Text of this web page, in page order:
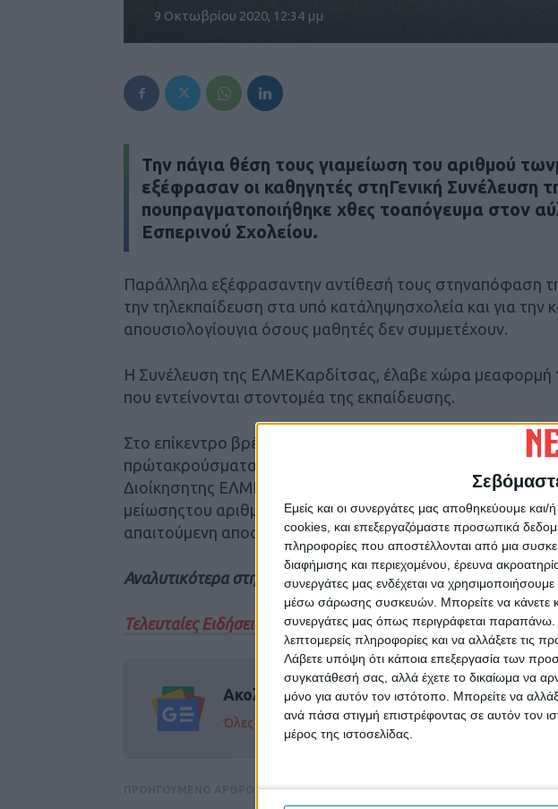
Εμείς και οι συνεργάτες μας αποθηκεύουμε
cookies, και επεξεργαζόμαστε προσωπικά
πληροφορίες που αποστέλλονται από μια
διαφήμισης και περιεχομένου, έρευνα
συνεργάτες μας ενδέχεται να
μέσω σάρωσης συσκευών. Μπορείτε να κάνετε
συνεργάτες μας όπως περιγράφεται
λεπτομερείς πληροφορίες και να αλλάξετε τις
Λάβετε υπόψη ότι κάποια επεξεργασία των
συγκατάθεσή σας, αλλά έχετε το δικαίωμα να
μόνο για αυτόν τον ιστότοπο. Μπορείτε να
ανά πάσα στιγμή επιστρέφοντας σε αυτόν τον
μέρος της ιστοσελίδας.
9 Οκτωβρίου 2020, 12:34 μμ
Την πάγια θέση τους γιαμείωση του αριθμού
εξέφρασαν οι καθηγητές στηΓενική Συνέλευση
πουπραγματοποιήθηκε χθες τοαπόγευμα στον
Εσπερινού Σχολείου.
Παράλληλα εξέφρασαντην αντίθεσή τους στηναπόφαση
την τηλεκπαίδευση στα υπό κατάληψησχολεία και για την
απουσιολογίουγια όσους μαθητές δεν συμμετέχουν.
Η Συνέλευση της ΕΛΜΕΚαρδίτσας, έλαβε χώρα
που εντείνονται στοντομέα της εκπαίδευσης.
Στο επίκεντρο βρέθηκε ηυγειονομική κρίση στα σχολεία
πρώτακρούσματα που καταγράφηκαν σε σχολικές
Διοίκησητης ΕΛΜΕ και τους καθηγητές να υπογραμμίζουν
μείωσηςτου αριθμού των μαθητώνανά τμήμα σε 15,
απαιτούμενη αποστασιοποίησηεντός των σχολικών
Αναλυτικότερα στην έντυπη έκδοση του «Νέου Αγώνα»
Τελευταίες Ειδήσεις Σήμερα
Ακολούθησε την εφημερίδα ΝΕΟΣ ΑΓΩΝ
Όλες οι εξελίξεις στην περιοχή της Καρδίτσας και